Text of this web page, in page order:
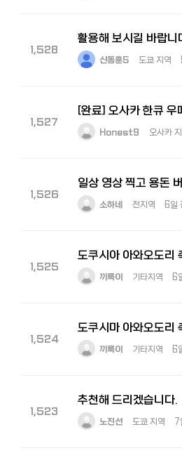
1,528
활용해 보시길 바랍니
신동훈5 도쿄 지역
1,527
Honest9 오사카
1,526
일상 영상 찍고 용돈
소하네 전지역 6일
1,525
끼룩이 기타지역 6
1,524
끼룩이 기타지역 6
1,523
추천해 드리겠습니다.
노진선 도쿄 지역 7